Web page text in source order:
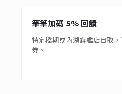
筆筆加碼 5% 回饋
特定檔期或內湖旗艦店自取
券。